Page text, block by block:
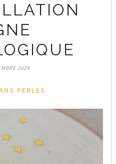
2024
PERLES